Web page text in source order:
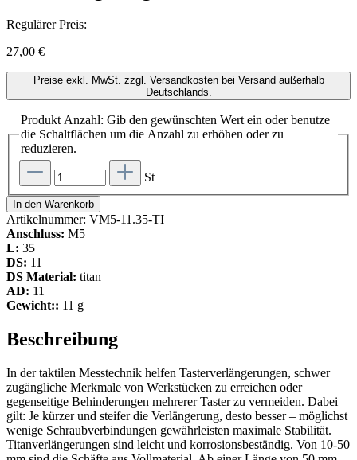
Regulärer Preis:
27,00 €
Preise exkl. MwSt. zzgl. Versandkosten bei Versand außerhalb
Deutschlands.
Produkt Anzahl: Gib den gewünschten Wert ein oder benutze
die Schaltflächen um die Anzahl zu erhöhen oder zu
reduzieren.
St
In den Warenkorb
Artikelnummer: VM5-11.35-TI
Anschluss: M5
L: 35
DS: 11
DS Material: titan
AD: 11
Gewicht:: 11 g
Beschreibung
In der taktilen Messtechnik helfen Tasterverlängerungen, schwer
zugängliche Merkmale von Werkstücken zu erreichen oder
gegenseitige Behinderungen mehrerer Taster zu vermeiden. Dabei
gilt: Je kürzer und steifer die Verlängerung, desto besser – möglichst
wenige Schraubverbindungen gewährleisten maximale Stabilität.
Titanverlängerungen sind leicht und korrosionsbeständig. Von 10-50